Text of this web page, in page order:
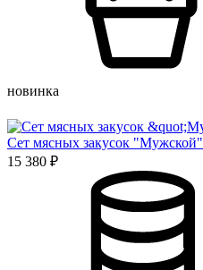
новинка
Сет мясных закусок "Мужской"
15 380 ₽